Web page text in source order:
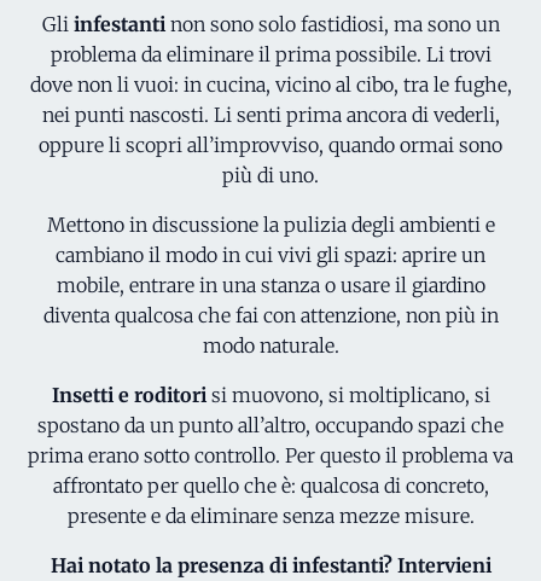
Installazione di sistemi specifici per impedire a
piccioni e altri volatili di posarsi e nidificare su
tetti, balconi e facciate.
SCOPRI DI PIÙ
Gli infestanti non sono solo fastidiosi, ma sono un
problema da eliminare il prima possibile. Li trovi
dove non li vuoi: in cucina, vicino al cibo, tra le fughe,
nei punti nascosti. Li senti prima ancora di vederli,
oppure li scopri all’improvviso, quando ormai sono
più di uno.
Mettono in discussione la pulizia degli ambienti e
cambiano il modo in cui vivi gli spazi: aprire un
mobile, entrare in una stanza o usare il giardino
diventa qualcosa che fai con attenzione, non più in
modo naturale.
Insetti e roditori si muovono, si moltiplicano, si
spostano da un punto all’altro, occupando spazi che
prima erano sotto controllo. Per questo il problema va
affrontato per quello che è: qualcosa di concreto,
presente e da eliminare senza mezze misure.
Hai notato la presenza di infestanti? Intervieni